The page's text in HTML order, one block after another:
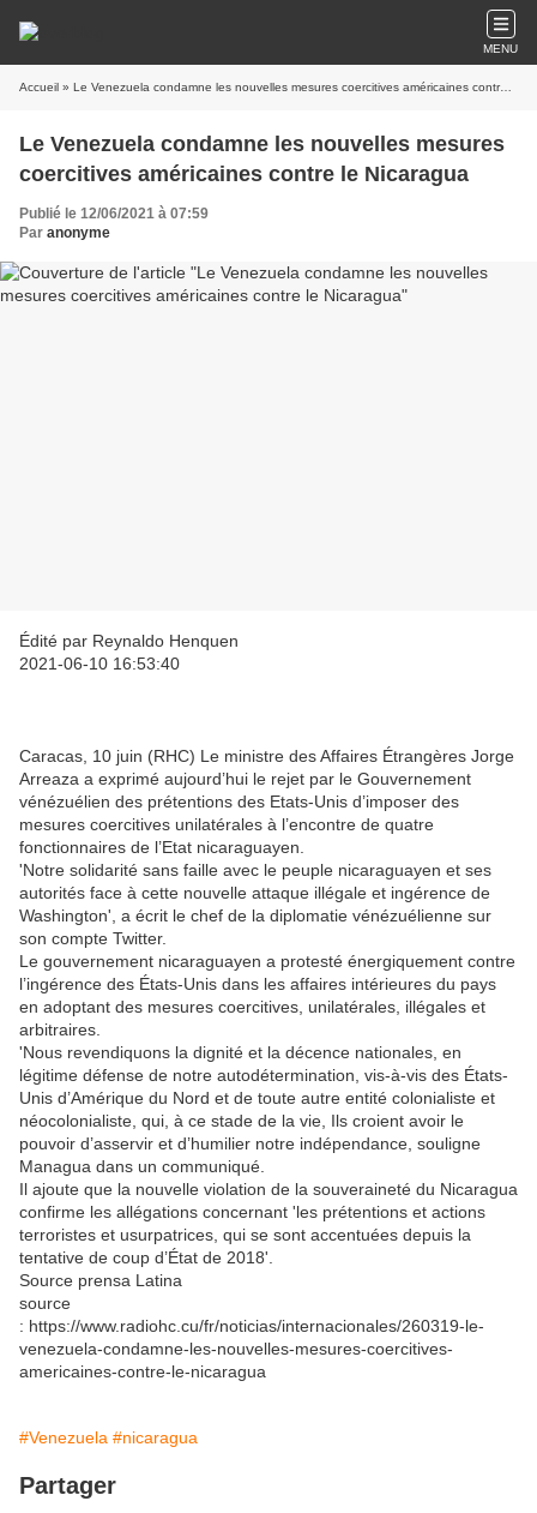
MENU
Accueil » Le Venezuela condamne les nouvelles mesures coercitives américaines contre le Nicaragua
Le Venezuela condamne les nouvelles mesures
coercitives américaines contre le Nicaragua
Publié le 12/06/2021 à 07:59
Par anonyme
Édité par Reynaldo Henquen
2021-06-10 16:53:40
Caracas, 10 juin (RHC) Le ministre des Affaires Étrangères Jorge
Arreaza a exprimé aujourd’hui le rejet par le Gouvernement
vénézuélien des prétentions des Etats-Unis d’imposer des
mesures coercitives unilatérales à l’encontre de quatre
fonctionnaires de l’Etat nicaraguayen.
'Notre solidarité sans faille avec le peuple nicaraguayen et ses
autorités face à cette nouvelle attaque illégale et ingérence de
Washington', a écrit le chef de la diplomatie vénézuélienne sur
son compte Twitter.
Le gouvernement nicaraguayen a protesté énergiquement contre
l’ingérence des États-Unis dans les affaires intérieures du pays
en adoptant des mesures coercitives, unilatérales, illégales et
arbitraires.
'Nous revendiquons la dignité et la décence nationales, en
légitime défense de notre autodétermination, vis-à-vis des États-
Unis d’Amérique du Nord et de toute autre entité colonialiste et
néocolonialiste, qui, à ce stade de la vie, Ils croient avoir le
pouvoir d’asservir et d’humilier notre indépendance, souligne
Managua dans un communiqué.
Il ajoute que la nouvelle violation de la souveraineté du Nicaragua
confirme les allégations concernant 'les prétentions et actions
terroristes et usurpatrices, qui se sont accentuées depuis la
tentative de coup d’État de 2018'.
Source prensa Latina
source
: https://www.radiohc.cu/fr/noticias/internacionales/260319-le-
venezuela-condamne-les-nouvelles-mesures-coercitives-
americaines-contre-le-nicaragua
#Venezuela #nicaragua
Partager